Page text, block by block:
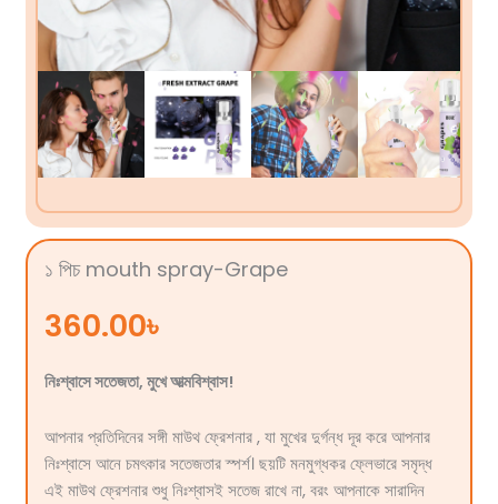
১ পিচ mouth spray-Grape
360.00৳
নিঃশ্বাসে সতেজতা, মুখে আত্মবিশ্বাস!
আপনার প্রতিদিনের সঙ্গী মাউথ ফ্রেশনার , যা মুখের দুর্গন্ধ দূর করে আপনার
নিঃশ্বাসে আনে চমৎকার সতেজতার স্পর্শ। ছয়টি মনমুগ্ধকর ফ্লেভারে সমৃদ্ধ
এই মাউথ ফ্রেশনার শুধু নিঃশ্বাসই সতেজ রাখে না, বরং আপনাকে সারাদিন